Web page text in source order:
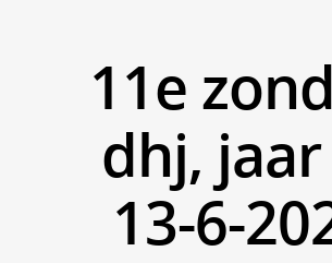
11e
dhj, jaar
13-6-